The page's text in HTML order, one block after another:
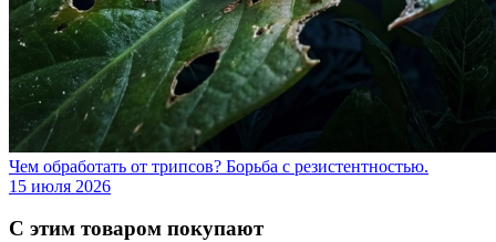
Чем обработать от трипсов? Борьба с резистентностью.
15 июля 2026
С этим товаром покупают